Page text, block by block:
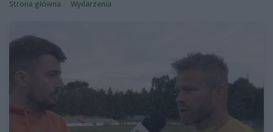
Strona główna Wydarzenia